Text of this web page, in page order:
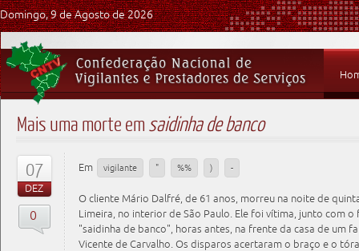
Domingo, 9 de Agosto de 2026
Mais uma morte emsaidinha de banco
07
DEZ
0
Em vigilante " %% ) -
O cliente Mário Dalfré, de 61 anos, morreu na noite de
Limeira, no interior de São Paulo. Ele foi vítima, junto com
"saidinha de banco", horas antes, na frente da casa de um
Vicente de Carvalho. Os disparos acertaram o braço e o